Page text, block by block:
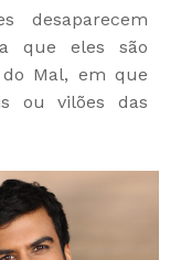
desaparecem
que eles são
Mal, em que
ou vilões das